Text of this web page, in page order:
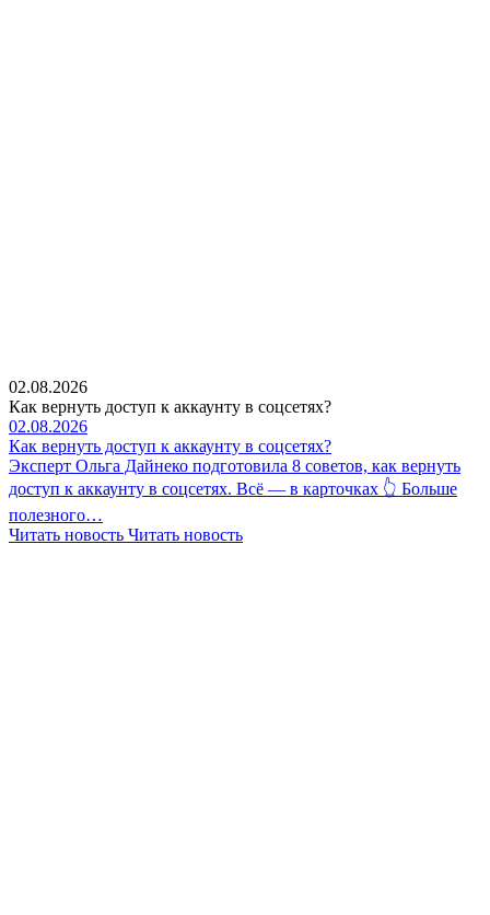
02.08.2026
Как вернуть доступ к аккаунту в соцсетях?
02.08.2026
Как вернуть доступ к аккаунту в соцсетях?
Эксперт Ольга Дайнеко подготовила 8 советов, как вернуть
доступ к аккаунту в соцсетях. Всё — в карточках 👆 Больше
полезного…
Читать новость Читать новость